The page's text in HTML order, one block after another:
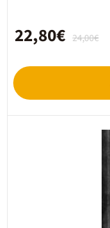
24,00€
22,80€